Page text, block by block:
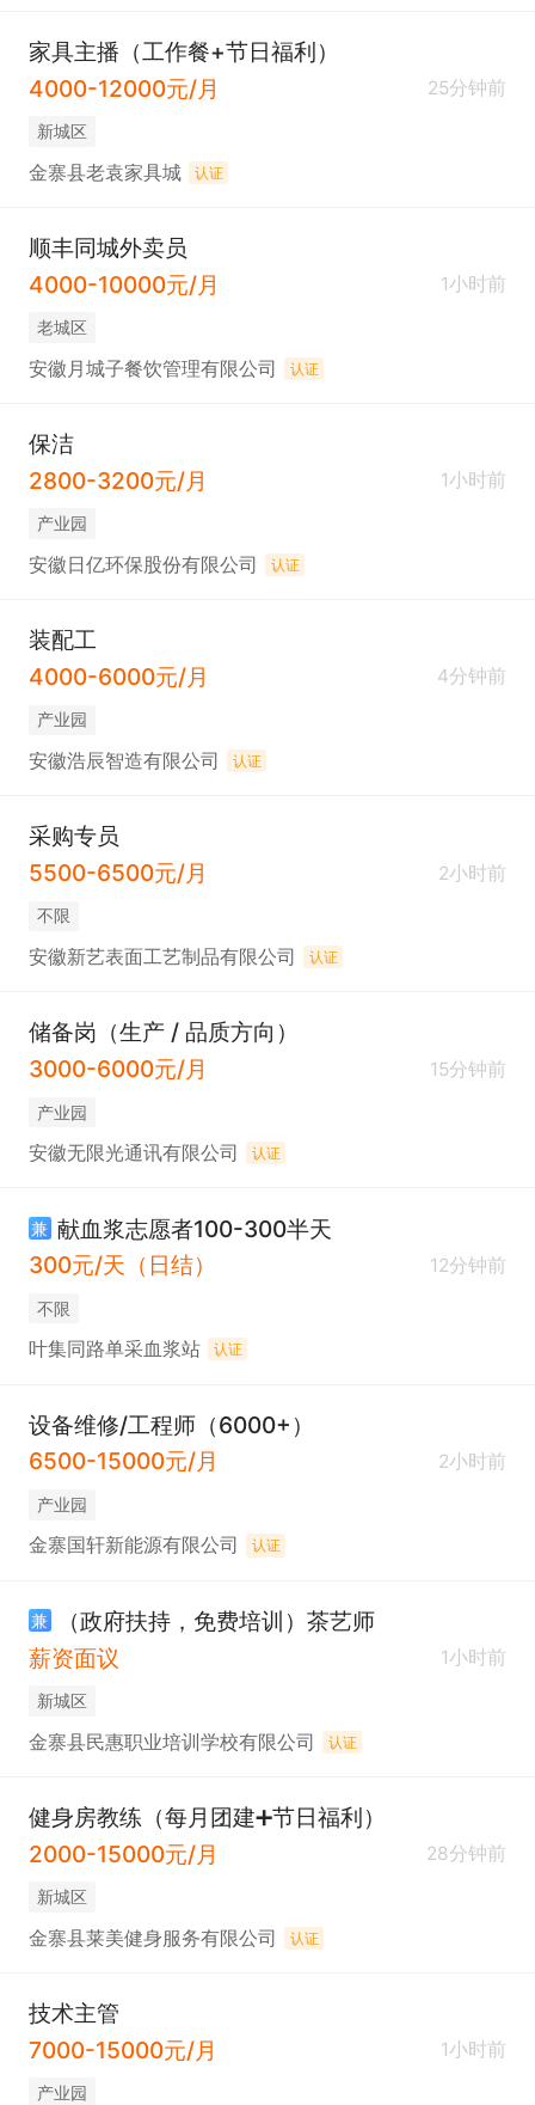
家具主播（工作餐+节日福利）
4000-12000元/月
25分钟前
新城区
金寨县老袁家具城 认证
顺丰同城外卖员
4000-10000元/月
1小时前
老城区
安徽月城子餐饮管理有限公司 认证
保洁
2800-3200元/月
1小时前
产业园
安徽日亿环保股份有限公司 认证
装配工
4000-6000元/月
4分钟前
产业园
安徽浩辰智造有限公司 认证
采购专员
5500-6500元/月
2小时前
不限
安徽新艺表面工艺制品有限公司 认证
储备岗（生产 / 品质方向）
3000-6000元/月
15分钟前
产业园
安徽无限光通讯有限公司 认证
兼 献血浆志愿者100-300半天
300元/天（日结）
12分钟前
不限
叶集同路单采血浆站 认证
设备维修/工程师（6000+）
6500-15000元/月
2小时前
产业园
金寨国轩新能源有限公司 认证
兼
（政府扶持，免费培训）茶艺师
薪资面议
1小时前
新城区
金寨县民惠职业培训学校有限公司 认证
健身房教练（每月团建➕节日福利）
2000-15000元/月
28分钟前
新城区
金寨县莱美健身服务有限公司 认证
技术主管
7000-15000元/月
1小时前
产业园